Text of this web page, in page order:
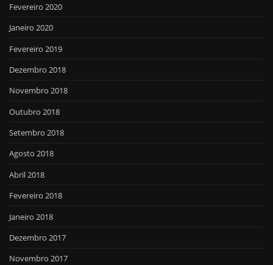
Fevereiro 2020
Janeiro 2020
Fevereiro 2019
Dezembro 2018
Novembro 2018
Outubro 2018
Setembro 2018
Agosto 2018
Abril 2018
Fevereiro 2018
Janeiro 2018
Dezembro 2017
Novembro 2017